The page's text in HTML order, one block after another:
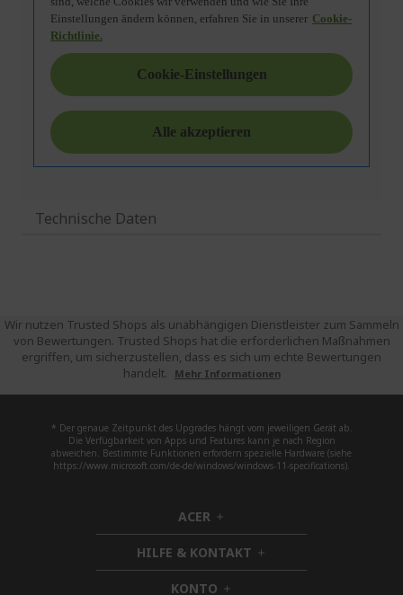
Technische Daten
Wir nutzen Trusted Shops als unabhängigen Dienstleister zum Sammeln
von Bewertungen. Trusted Shops hat die erforderlichen Maßnahmen
ergriffen, um sicherzustellen, dass es sich um echte Bewertungen
handelt.
Mehr Informationen
* Der genaue Zeitpunkt des Upgrades hängt vom jeweiligen Gerät ab.
Die Verfügbarkeit von Apps und Features kann je nach Region
abweichen. Bestimmte Funktionen erfordern spezielle Hardware (siehe
https://www.microsoft.com/de-de/windows/windows-11-specifications).
ACER h
i
d
d
HILFE & KONTAKT h
i
KONTO